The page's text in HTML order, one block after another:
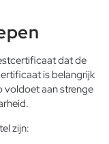
dat de
is belangrijk
voldoet aan strenge
zijn: